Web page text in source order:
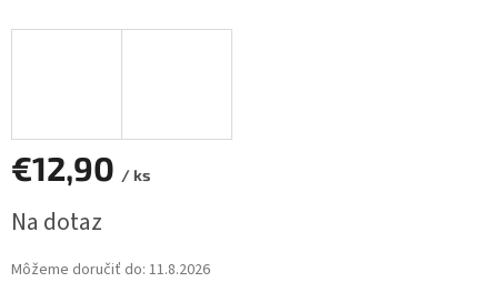
€12,90 / ks
cena:
Na dotaz
Môžeme doručiť do: 11.8.2026